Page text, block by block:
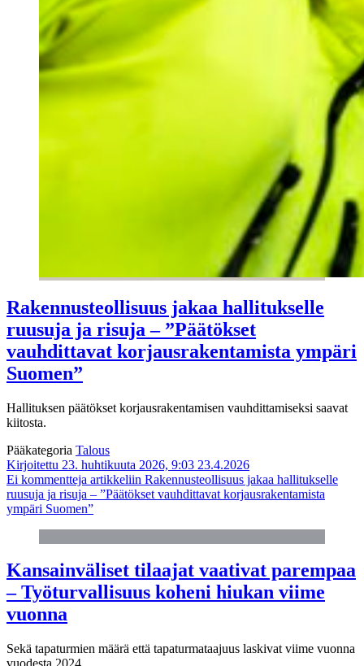
Rakennusteollisuus jakaa hallitukselle
ruusuja ja risuja – ”Päätökset
vauhdittavat korjausrakentamista ympäri
Suomen”
Hallituksen päätökset korjausrakentamisen vauhdittamiseksi saavat
kiitosta.
Pääkategoria Talous
Kirjoitettu 23. huhtikuuta 2026, 9:03 23.4.2026
Ei kommentteja artikkeliin Rakennusteollisuus jakaa hallitukselle
ruusuja ja risuja – ”Päätökset vauhdittavat korjausrakentamista
ympäri Suomen”
Kansainväliset tilaajat vaativat parempaa
– Työturvallisuus koheni hiukan viime
vuonna
Sekä tapaturmien määrä että tapaturmataajuus laskivat viime vuonna